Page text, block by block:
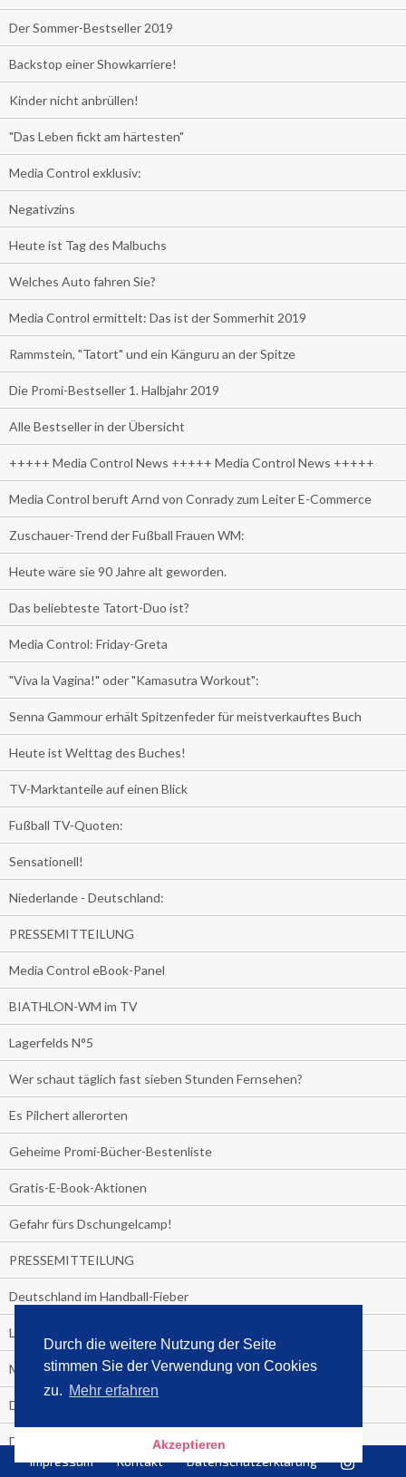
Durch die weitere Nutzung der Seite
stimmen Sie der Verwendung von Cookies
zu. Mehr erfahren
Akzeptieren
Der Sommer-Bestseller 2019
Backstop einer Showkarriere!
Kinder nicht anbrüllen!
"Das Leben fickt am härtesten"
Media Control exklusiv:
Negativzins
Heute ist Tag des Malbuchs
Welches Auto fahren Sie?
Media Control ermittelt: Das ist der Sommerhit 2019
Rammstein, "Tatort" und ein Känguru an der Spitze
Die Promi-Bestseller 1. Halbjahr 2019
Alle Bestseller in der Übersicht
+++++ Media Control News +++++ Media Control News +++++
Media Control beruft Arnd von Conrady zum Leiter E-Commerce
Zuschauer-Trend der Fußball Frauen WM:
Heute wäre sie 90 Jahre alt geworden.
Das beliebteste Tatort-Duo ist?
Media Control: Friday-Greta
"Viva la Vagina!" oder "Kamasutra Workout":
Senna Gammour erhält Spitzenfeder für meistverkauftes Buch
Heute ist Welttag des Buches!
TV-Marktanteile auf einen Blick
Fußball TV-Quoten:
Sensationell!
Niederlande - Deutschland:
PRESSEMITTEILUNG
Media Control eBook-Panel
BIATHLON-WM im TV
Lagerfelds N°5
Wer schaut täglich fast sieben Stunden Fernsehen?
Es Pilchert allerorten
Geheime Promi-Bücher-Bestenliste
Gratis-E-Book-Aktionen
Gefahr fürs Dschungelcamp!
PRESSEMITTEILUNG
Deutschland im Handball-Fieber
Libri und Media Control verlängern Vertrag langfristig
Medienquiz:
Deutschlands Jahrescharts 2018
Die TV-Quotenkönige 2018
Impressum Kontakt Datenschutzerklärung